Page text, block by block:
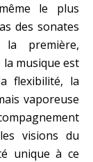
le plus
des sonates
première,
la musique est
flexibilité, la
vaporeuse
visions du
unique à ce